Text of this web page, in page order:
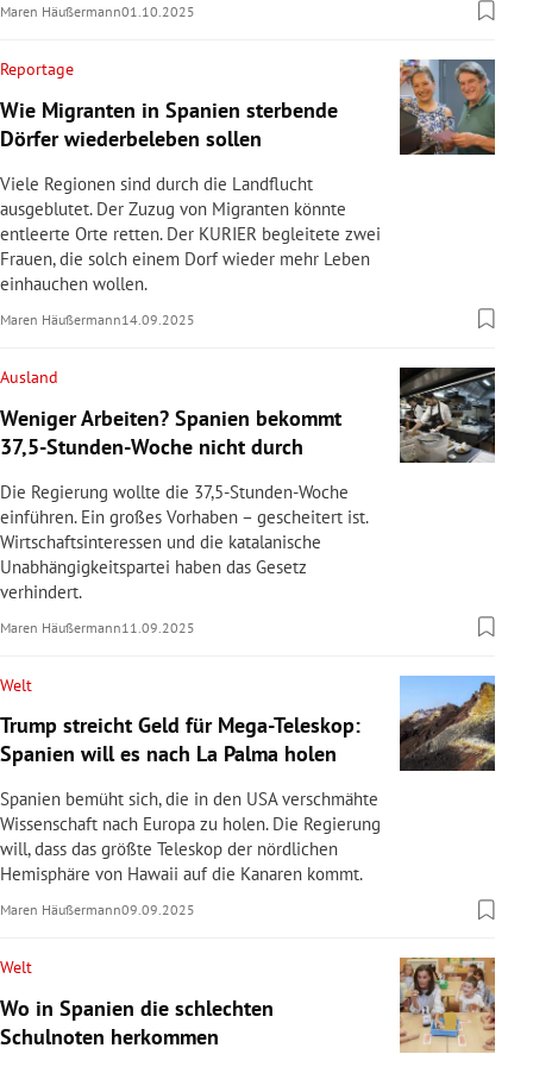
Maren Häußermann01.10.2025
Reportage
Wie Migranten in Spanien sterbende
Dörfer wiederbeleben sollen
Viele Regionen sind durch die Landflucht
ausgeblutet. Der Zuzug von Migranten könnte
entleerte Orte retten. Der KURIER begleitete zwei
Frauen, die solch einem Dorf wieder mehr Leben
einhauchen wollen.
Maren Häußermann14.09.2025
Ausland
Weniger Arbeiten? Spanien bekommt
37,5-Stunden-Woche nicht durch
Die Regierung wollte die 37,5-Stunden-Woche
einführen. Ein großes Vorhaben – gescheitert ist.
Wirtschaftsinteressen und die katalanische
Unabhängigkeitspartei haben das Gesetz
verhindert.
Maren Häußermann11.09.2025
Welt
Trump streicht Geld für Mega-Teleskop:
Spanien will es nach La Palma holen
Spanien bemüht sich, die in den USA verschmähte
Wissenschaft nach Europa zu holen. Die Regierung
will, dass das größte Teleskop der nördlichen
Hemisphäre von Hawaii auf die Kanaren kommt.
Maren Häußermann09.09.2025
Welt
Wo in Spanien die schlechten
Schulnoten herkommen